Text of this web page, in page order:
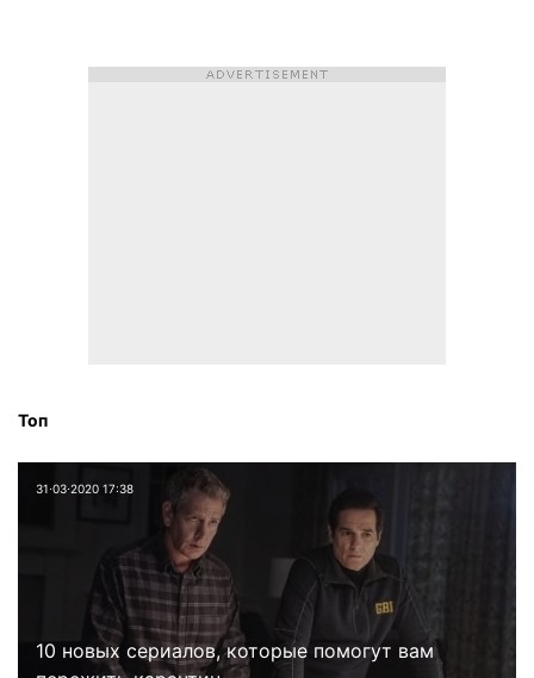
Топ
31⋅03⋅2020 17:38
10 новых сериалов, которые помогут вам